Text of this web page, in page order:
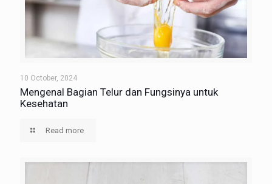
10 October, 2024
Mengenal Bagian Telur dan Fungsinya untuk
Kesehatan
Read more